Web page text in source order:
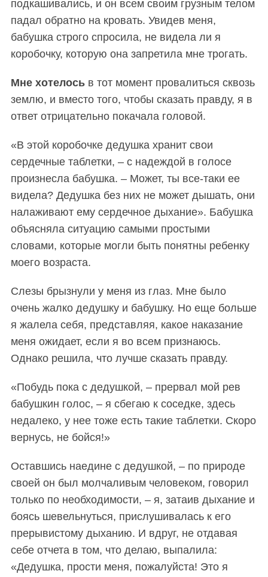
подкашивались, и он всем своим грузным телом
падал обратно на кровать. Увидев меня,
бабушка строго спросила, не видела ли я
коробочку, которую она запретила мне трогать.
Мне хотелосьв тот момент провалиться сквозь
землю, и вместо того, чтобы сказать правду, я в
ответ отрицательно покачала головой.
«В этой коробочке дедушка хранит свои
сердечные таблетки, – с надеждой в голосе
произнесла бабушка. – Может, ты все-таки ее
видела? Дедушка без них не может дышать, они
налаживают ему сердечное дыхание». Бабушка
объясняла ситуацию самыми простыми
словами, которые могли быть понятны ребенку
моего возраста.
Слезы брызнули у меня из глаз. Мне было
очень жалко дедушку и бабушку. Но еще больше
я жалела себя, представляя, какое наказание
меня ожидает, если я во всем признаюсь.
Однако решила, что лучше сказать правду.
«Побудь пока с дедушкой, – прервал мой рев
бабушкин голос, – я сбегаю к соседке, здесь
недалеко, у нее тоже есть такие таблетки. Скоро
вернусь, не бойся!»
Оставшись наедине с дедушкой, – по природе
своей он был молчаливым человеком, говорил
только по необходимости, – я, затаив дыхание и
боясь шевельнуться, прислушивалась к его
прерывистому дыханию. И вдруг, не отдавая
себе отчета в том, что делаю, выпалила:
«Дедушка, прости меня, пожалуйста! Это я